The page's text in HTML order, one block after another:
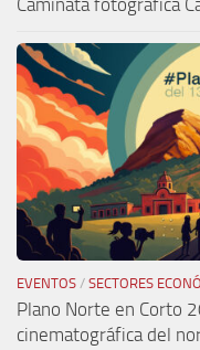
EVENTOS / SECTORES
Plano Norte en Corto
cinematográfica del